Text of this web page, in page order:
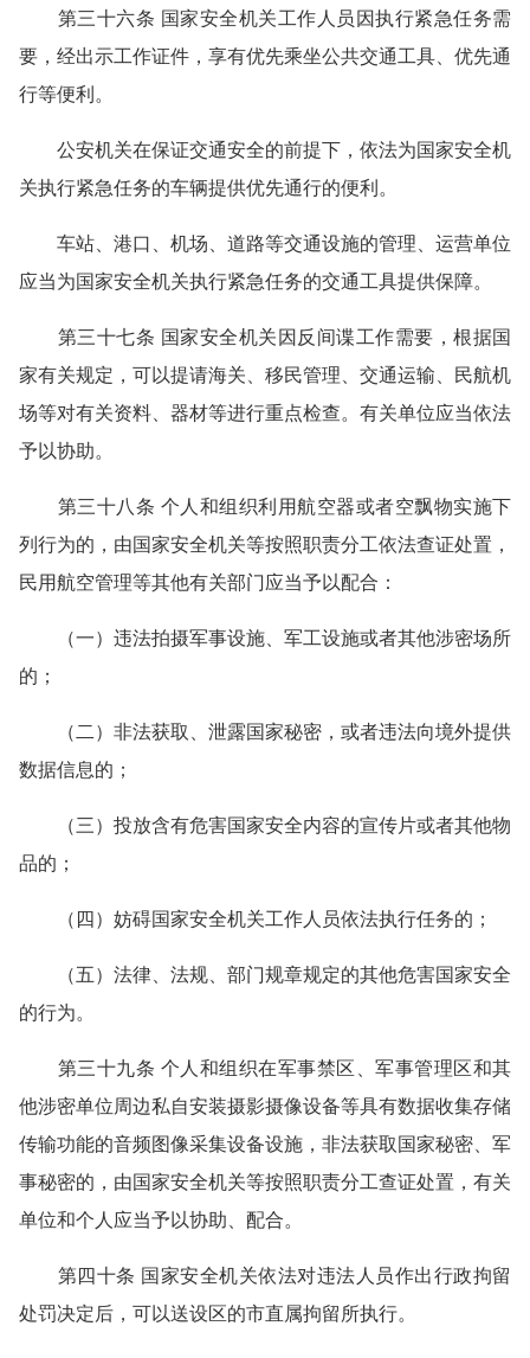
第三十六条 国家安全机关工作人员因执行紧急任务需
要，经出示工作证件，享有优先乘坐公共交通工具、优先通
行等便利。
公安机关在保证交通安全的前提下，依法为国家安全机
关执行紧急任务的车辆提供优先通行的便利。
车站、港口、机场、道路等交通设施的管理、运营单位
应当为国家安全机关执行紧急任务的交通工具提供保障。
第三十七条 国家安全机关因反间谍工作需要，根据国
家有关规定，可以提请海关、移民管理、交通运输、民航机
场等对有关资料、器材等进行重点检查。有关单位应当依法
予以协助。
第三十八条 个人和组织利用航空器或者空飘物实施下
列行为的，由国家安全机关等按照职责分工依法查证处置，
民用航空管理等其他有关部门应当予以配合：
（一）违法拍摄军事设施、军工设施或者其他涉密场所
的；
（二）非法获取、泄露国家秘密，或者违法向境外提供
数据信息的；
（三）投放含有危害国家安全内容的宣传片或者其他物
品的；
（四）妨碍国家安全机关工作人员依法执行任务的；
（五）法律、法规、部门规章规定的其他危害国家安全
的行为。
第三十九条 个人和组织在军事禁区、军事管理区和其
他涉密单位周边私自安装摄影摄像设备等具有数据收集存储
传输功能的音频图像采集设备设施，非法获取国家秘密、军
事秘密的，由国家安全机关等按照职责分工查证处置，有关
单位和个人应当予以协助、配合。
第四十条 国家安全机关依法对违法人员作出行政拘留
处罚决定后，可以送设区的市直属拘留所执行。